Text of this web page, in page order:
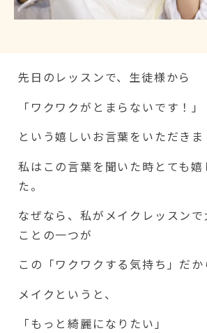
先日のレッスンで、生徒様から
「ワクワクがとまらないです！」
という嬉しいお言葉をいただきま
私はこの言葉を聞いた時とても嬉
た。
なぜなら、私がメイクレッスン
ことの一つが
この「ワクワクする気持ち」だか
メイクというと、
「もっと綺麗になりたい」